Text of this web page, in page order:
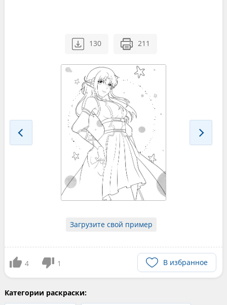
130 211
Загрузите свой пример
4 1 В избранное
Категории раскраски: